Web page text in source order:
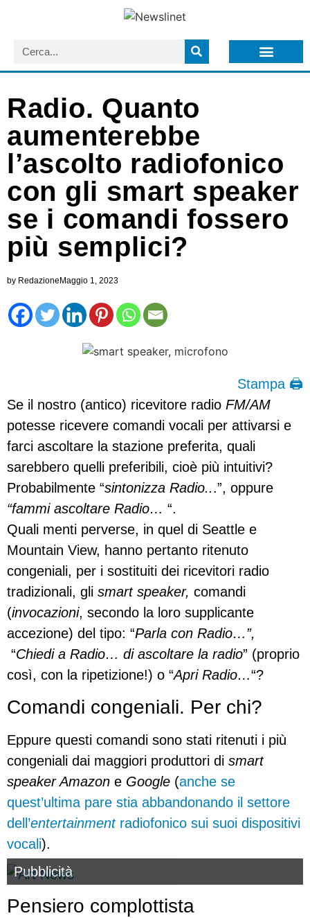
Radio. Quanto
aumenterebbe
l’ascolto radiofonico
con gli smart speaker
se i comandi fossero
più semplici?
by RedazioneMaggio 1, 2023
Stampa 🖨
Se il nostro (antico) ricevitore radio FM/AM
potesse ricevere comandi vocali per attivarsi e
farci ascoltare la stazione preferita, quali
sarebbero quelli preferibili, cioè più intuitivi?
Probabilmente “sintonizza Radio...”, oppure
“fammi ascoltare Radio… “.
Quali menti perverse, in quel di Seattle e
Mountain View, hanno pertanto ritenuto
congeniali, per i sostituiti dei ricevitori radio
tradizionali, gli smart speaker, comandi
(invocazioni, secondo la loro supplicante
accezione) del tipo: “Parla con Radio…”,
“Chiedi a Radio… di ascoltare la radio” (proprio
così, con la ripetizione!) o “Apri Radio…“?
Comandi congeniali. Per chi?
Eppure questi comandi sono stati ritenuti i più
congeniali dai maggiori produttori di smart
speaker Amazon e Google (anche se
quest’ultima pare stia abbandonando il settore
dell’entertainmentradiofonico sui suoi dispositivi
vocali).
Pubblicità
Pensiero complottista